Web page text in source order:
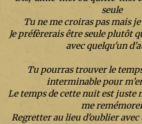
seule
Tu ne me croiras pas mais
Je préfèrerais être seule plutôt
avec quelqu'un
Tu pourras trouver le
interminable pour
Le temps de cette nuit est juste
me
Regretter au lieu d'oublier